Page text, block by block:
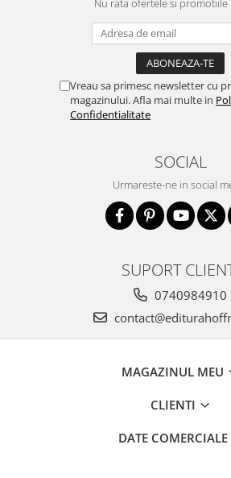
Nu rata ofertele si
Vreau sa primesc newsletter cu
magazinului. Afla mai multe in
Confidentialitate
SOCIAL
Urmareste-ne in social
SUPORT
0740984910
MAGAZINUL MEU
CLIENTI
DATE COMERCIALE